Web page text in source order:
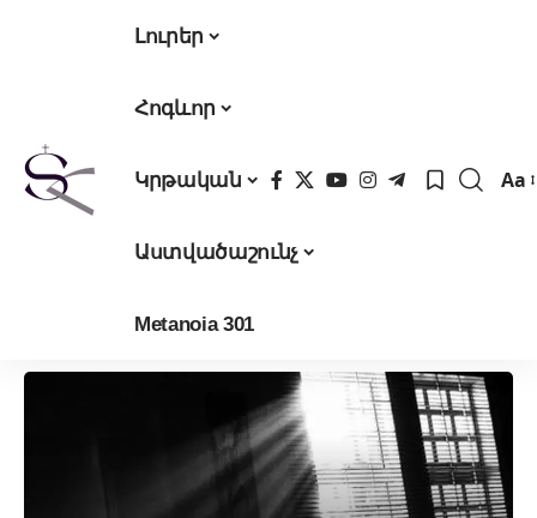
Լուրեր
Հոգևոր
Կրթական
Աստվածաշունչ
Metanoia 301
Aa